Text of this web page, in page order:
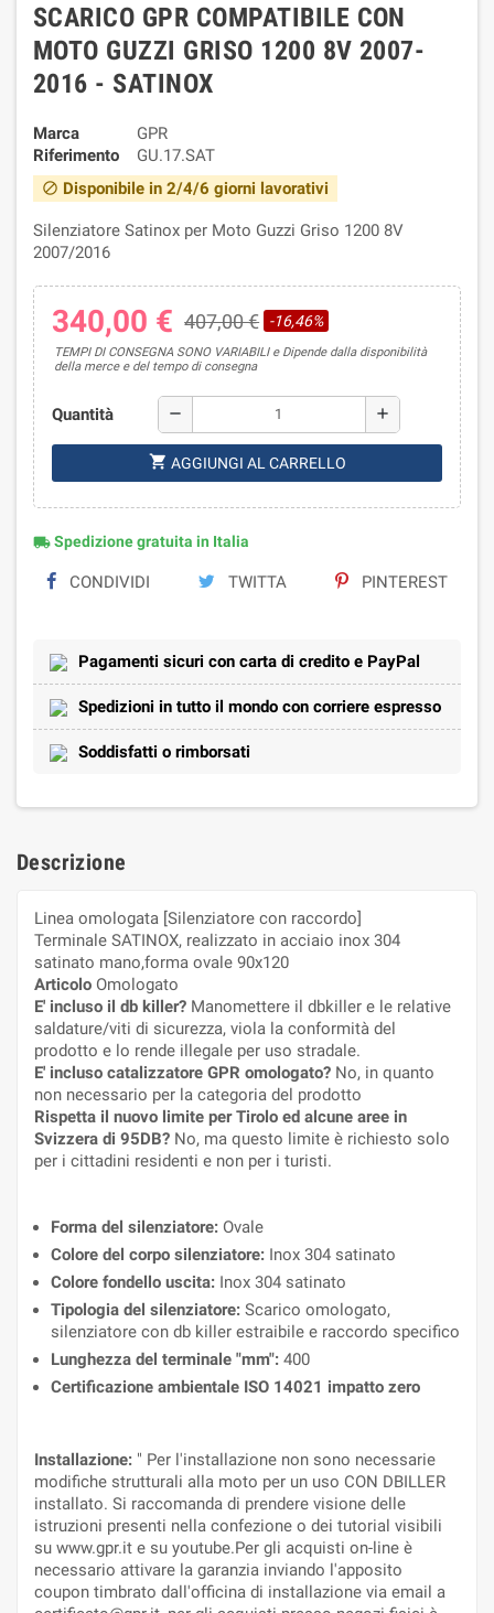
SCARICO GPR COMPATIBILE CON
MOTO GUZZI GRISO 1200 8V 2007-
2016 - SATINOX
Marca
GPR
Riferimento
GU.17.SAT
block Disponibile in 2/4/6 giorni lavorativi
Silenziatore Satinox per Moto Guzzi Griso 1200 8V
2007/2016
340,00 € 407,00 € -16,46%
TEMPI DI CONSEGNA SONO VARIABILI e Dipende dalla disponibilità
della merce e del tempo di consegna
Quantità remove add
shopping_cart AGGIUNGI AL CARRELLO
local_shippingSpedizione gratuita in Italia
CONDIVIDI TWITTA PINTEREST
Pagamenti sicuri con carta di credito e PayPal
Spedizioni in tutto il mondo con corriere espresso
Soddisfatti o rimborsati
Descrizione
Linea omologata [Silenziatore con raccordo]
Terminale SATINOX, realizzato in acciaio inox 304
satinato mano,forma ovale 90x120
Articolo Omologato
E' incluso il db killer? Manomettere il dbkiller e le relative
saldature/viti di sicurezza, viola la conformità del
prodotto e lo rende illegale per uso stradale.
E' incluso catalizzatore GPR omologato? No, in quanto
non necessario per la categoria del prodotto
Rispetta il nuovo limite per Tirolo ed alcune aree in
Svizzera di 95DB? No, ma questo limite è richiesto solo
per i cittadini residenti e non per i turisti.
Forma del silenziatore: Ovale
Colore del corpo silenziatore: Inox 304 satinato
Colore fondello uscita: Inox 304 satinato
Tipologia del silenziatore: Scarico omologato,
silenziatore con db killer estraibile e raccordo specifico
Lunghezza del terminale "mm": 400
Certificazione ambientale ISO 14021 impatto zero
Installazione: " Per l'installazione non sono necessarie
modifiche strutturali alla moto per un uso CON DBILLER
installato. Si raccomanda di prendere visione delle
istruzioni presenti nella confezione o dei tutorial visibili
su www.gpr.it e su youtube.Per gli acquisti on-line è
necessario attivare la garanzia inviando l'apposito
coupon timbrato dall'officina di installazione via email a